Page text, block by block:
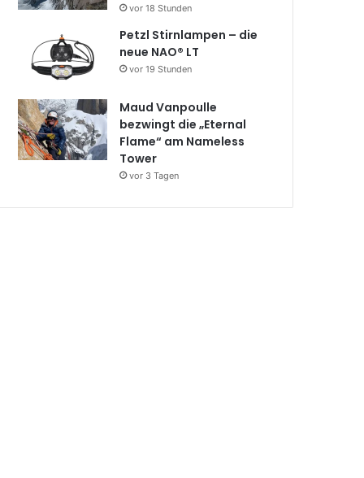
vor 18 Stunden
Petzl Stirnlampen – die
neue NAO® LT
vor 19 Stunden
Maud Vanpoulle
bezwingt die „Eternal
Flame“ am Nameless
Tower
vor 3 Tagen